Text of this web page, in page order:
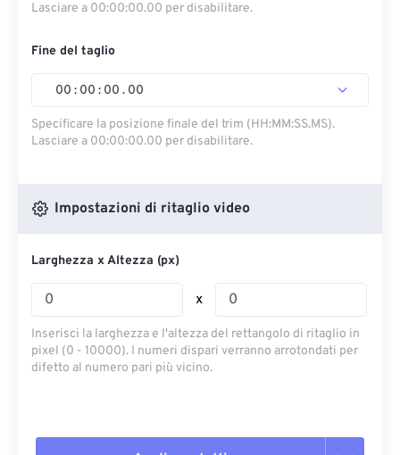
Lasciare a 00:00:00.00 per disabilitare.
Fine del taglio
00 : 00 : 00 . 00
Specificare la posizione finale del trim (HH:MM:SS.MS).
Lasciare a 00:00:00.00 per disabilitare.
Impostazioni di ritaglio video
Larghezza x Altezza (px)
x
Inserisci la larghezza e l'altezza del rettangolo di ritaglio in
pixel (0 - 10000). I numeri dispari verranno arrotondati per
difetto al numero pari più vicino.